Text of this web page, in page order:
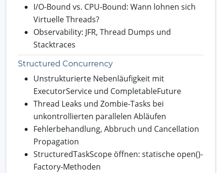
I/O-Bound vs. CPU-Bound: Wann lohnen sich
Virtuelle Threads?
Observability: JFR, Thread Dumps und
Stacktraces
Structured Concurrency
Unstrukturierte Nebenläufigkeit mit
ExecutorService und CompletableFuture
Thread Leaks und Zombie-Tasks bei
unkontrollierten parallelen Abläufen
Fehlerbehandlung, Abbruch und Cancellation
Propagation
StructuredTaskScope öffnen: statische open()-
Factory-Methoden